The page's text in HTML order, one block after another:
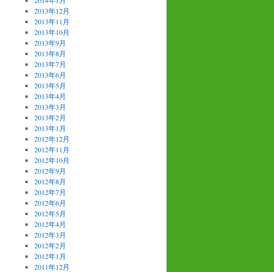
2013年12月
2013年11月
2013年10月
2013年9月
2013年8月
2013年7月
2013年6月
2013年5月
2013年4月
2013年3月
2013年2月
2013年1月
2012年12月
2012年11月
2012年10月
2012年9月
2012年8月
2012年7月
2012年6月
2012年5月
2012年4月
2012年3月
2012年2月
2012年1月
2011年12月